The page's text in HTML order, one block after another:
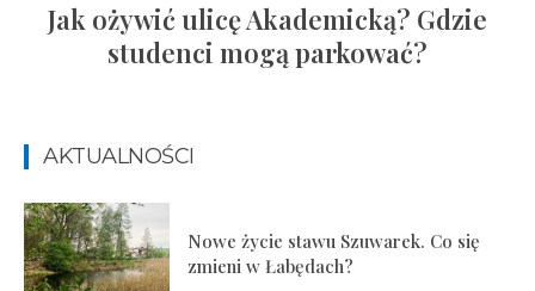
Jak ożywić ulicę Akademicką? Gdzie
studenci mogą parkować?
AKTUALNOŚCI
Nowe życie stawu Szuwarek. Co się
zmieni w Łabędach?